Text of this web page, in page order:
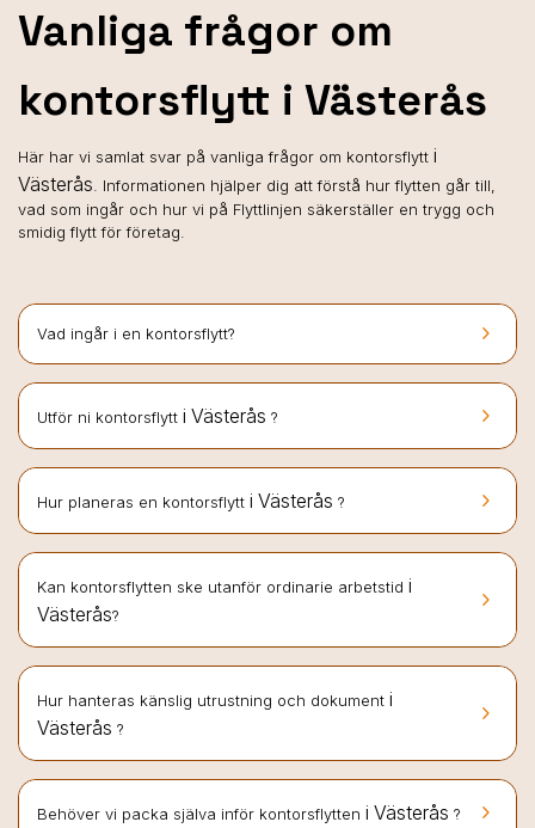
Vanliga frågor om
kontorsflytt i Västerås
Här har vi samlat svar på vanliga frågor om kontorsflytt i
Västerås . Informationen hjälper dig att förstå hur flytten går till,
vad som ingår och hur vi på Flyttlinjen säkerställer en trygg och
smidig flytt för företag.
keyboard_arrow_right
Vad ingår i en kontorsflytt?
keyboard_arrow_right
Utför ni kontorsflytt i Västerås ?
keyboard_arrow_right
Hur planeras en kontorsflytt i Västerås ?
keyboard_arrow_right
Kan kontorsflytten ske utanför ordinarie arbetstid i
Västerås?
keyboard_arrow_right
Hur hanteras känslig utrustning och dokument i
Västerås ?
keyboard_arrow_right
Behöver vi packa själva inför kontorsflytten i Västerås ?